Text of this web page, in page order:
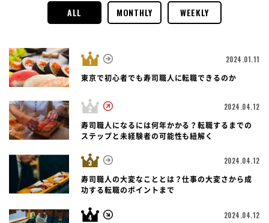
ALL MONTHLY WEEKLY
2024.01.11
東京で初心者でも寿司職人に転職できるのか
2024.04.12
寿司職人になるには何年かかる？転職するまでの
ステップと未経験者の可能性も紐解く
2024.04.12
寿司職人の大変なこととは？仕事の大変さから成
功する転職のポイントまで
2024.04.12